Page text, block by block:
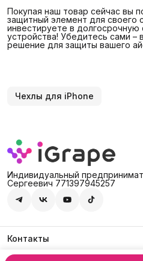
Покупая наш товар сейчас вы
защитный элемент для своего
инвестируете в долгосрочную
устройства! Убедитесь сами –
решение для защиты вашего
Чехлы для iPhone
Индивидуальный
Сергеевич 771397945257
Контакты
Адрес